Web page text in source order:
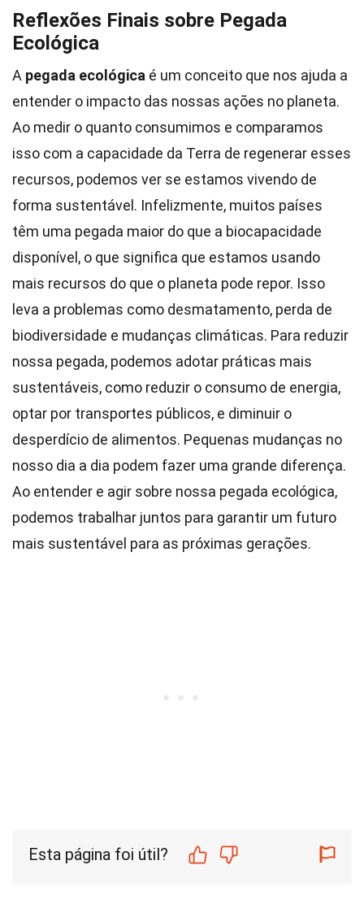
Reflexões Finais sobre Pegada
Ecológica
A pegada ecológica é um conceito que nos ajuda a
entender o impacto das nossas ações no planeta.
Ao medir o quanto consumimos e comparamos
isso com a capacidade da Terra de regenerar esses
recursos, podemos ver se estamos vivendo de
forma sustentável. Infelizmente, muitos países
têm uma pegada maior do que a biocapacidade
disponível, o que significa que estamos usando
mais recursos do que o planeta pode repor. Isso
leva a problemas como desmatamento, perda de
biodiversidade e mudanças climáticas. Para reduzir
nossa pegada, podemos adotar práticas mais
sustentáveis, como reduzir o consumo de energia,
optar por transportes públicos, e diminuir o
desperdício de alimentos. Pequenas mudanças no
nosso dia a dia podem fazer uma grande diferença.
Ao entender e agir sobre nossa pegada ecológica,
podemos trabalhar juntos para garantir um futuro
mais sustentável para as próximas gerações.
Esta página foi útil?